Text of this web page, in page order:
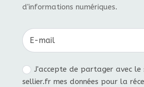
d'informations numériques.
J'accepte de partager avec le
sellier.fr mes données pour la